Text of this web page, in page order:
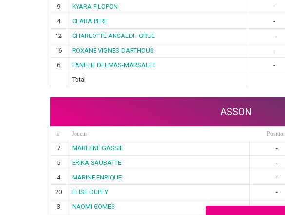
9
KYARA FILOPON -
4
CLARA PERE -
12
CHARLOTTE ANSALDI–GRUE -
16
ROXANE VIGNES-DARTHOUS -
6
FANELIE DELMAS-MARSALET -
Total
ASSON
# Joueur
7 MARLENE GASSIE -
5
ERIKA SAUBATTE -
4
MARINE ENRIQUE -
20
ELISE DUPEY -
3
NAOMI GOMES -